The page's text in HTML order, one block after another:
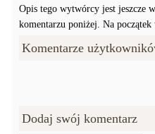
Opis tego wytwórcy jest jeszcze
komentarzu poniżej. Na
Komentarze
Dodaj swój komentarz